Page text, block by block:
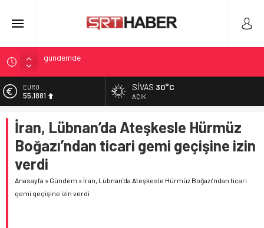
Infantino’nun Geçmişi ve FIFA Krizi: Yeni İddialar
Eskien Doğrultusunda Sivasspor Yeni Sezona Hazırlıkta
Dunedin Meclis toplantısında banyodan bağlandı
etkileniyor
Infantino’ya ilişkin eski UEFA dönemi iddiaları yeniden
ALTIN
6.660,55
13.779,39
DOLAR
47,7111
55,1881
SIVAS 30°C
AÇIK
İran, Lübnan’da Ateşkesle Hürmüz
Boğazı’ndan ticari gemi geçişine izin
verdi
Anasayfa » Gündem » İran, Lübnan’da Ateşkesle Hürmüz Boğazı’ndan ticari
gemi geçişine izin verdi